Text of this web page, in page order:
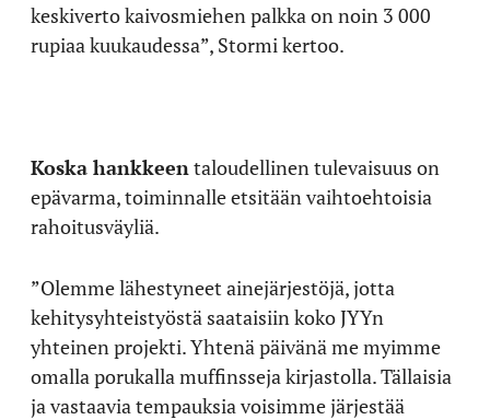
keskiverto kaivosmiehen palkka on noin 3 000
rupiaa kuukaudessa”, Stormi kertoo.
Koska hankkeen taloudellinen tulevaisuus on
epävarma, toiminnalle etsitään vaihtoehtoisia
rahoitusväyliä.
”Olemme lähestyneet ainejärjestöjä, jotta
kehitysyhteistyöstä saataisiin koko JYYn
yhteinen projekti. Yhtenä päivänä me myimme
omalla porukalla muffinsseja kirjastolla. Tällaisia
ja vastaavia tempauksia voisimme järjestää